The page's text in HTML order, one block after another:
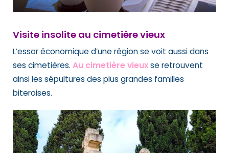
Visite insolite au cimetière vieux
L’essor économique d’une région se voit aussi dans
ses cimetières. Au cimetière vieuxse retrouvent
ainsi les sépultures des plus grandes familles
biteroises.